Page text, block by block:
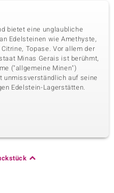
bietet eine unglaubliche
Edelsteinen wie Amethyste,
Topase. Vor allem der
Minas Gerais ist berühmt,
("allgemeine Minen")
unmissverständlich auf seine
Edelstein-Lagerstätten.